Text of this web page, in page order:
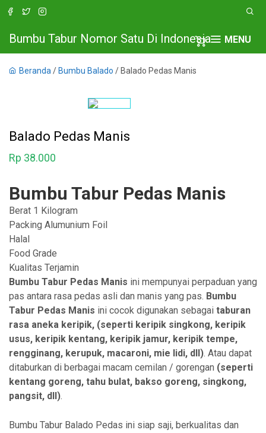
MENU
Bumbu Tabur Nomor Satu Di Indonesia
Beranda / Bumbu Balado / Balado Pedas Manis
Balado Pedas Manis
Rp 38.000
Bumbu Tabur Pedas Manis
Berat 1 Kilogram
Packing Alumunium Foil
Halal
Food Grade
Kualitas Terjamin
Bumbu Tabur Pedas Manis ini mempunyai perpaduan yang
pas antara rasa pedas asli dan manis yang pas. Bumbu
Tabur Pedas Manis ini cocok digunakan sebagai taburan
rasa aneka keripik, (seperti keripik singkong, keripik
usus, keripik kentang, keripik jamur, keripik tempe,
rengginang, kerupuk, macaroni, mie lidi, dll). Atau dapat
ditaburkan di berbagai macam cemilan / gorengan (seperti
kentang goreng, tahu bulat, bakso goreng, singkong,
pangsit, dll).
Bumbu Tabur Balado Pedas ini siap saji, berkualitas dan